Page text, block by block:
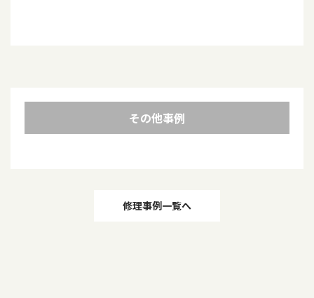
その他事例
修理事例一覧へ